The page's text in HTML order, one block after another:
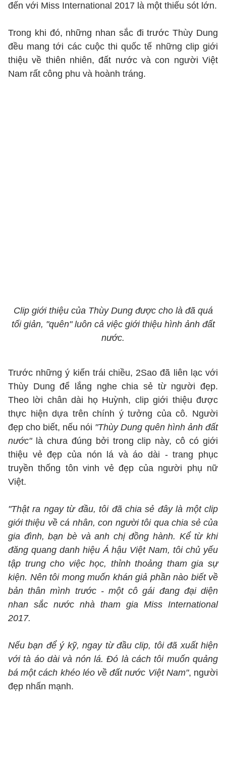
đến với Miss International 2017 là một thiếu sót lớn.
Trong khi đó, những nhan sắc đi trước Thùy Dung
đều mang tới các cuộc thi quốc tế những clip giới
thiệu về thiên nhiên, đất nước và con người Việt
Nam rất công phu và hoành tráng.
Clip giới thiệu của Thùy Dung được cho là đã quá
tối giản, "quên" luôn cả việc giới thiệu hình ảnh đất
nước.
Trước những ý kiến trái chiều, 2Sao đã liên lạc với
Thùy Dung để lắng nghe chia sẻ từ người đẹp.
Theo lời chân dài họ Huỳnh, clip giới thiệu được
thực hiện dựa trên chính ý tưởng của cô. Người
đẹp cho biết, nếu nói "Thùy Dung quên hình ảnh đất
nước"là chưa đúng bởi trong clip này, cô có giới
thiệu vẻ đẹp của nón lá và áo dài - trang phục
truyền thống tôn vinh vẻ đẹp của người phụ nữ
Việt.
"Thật ra ngay từ đầu, tôi đã chia sẻ đây là một clip
giới thiệu về cá nhân, con người tôi qua chia sẻ của
gia đình, bạn bè và anh chị đồng hành. Kể từ khi
đăng quang danh hiệu Á hậu Việt Nam, tôi chủ yếu
tập trung cho việc học, thỉnh thoảng tham gia sự
kiện. Nên tôi mong muốn khán giả phần nào biết về
bản thân mình trước - một cô gái đang đại diện
nhan sắc nước nhà tham gia Miss International
2017.
Nếu bạn để ý kỹ, ngay từ đầu clip, tôi đã xuất hiện
với tà áo dài và nón lá. Đó là cách tôi muốn quảng
bá một cách khéo léo về đất nước Việt Nam", người
đẹp nhấn mạnh.